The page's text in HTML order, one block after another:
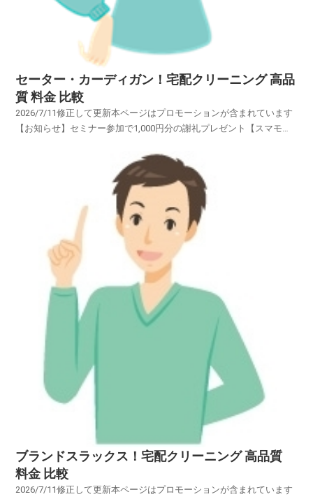
セーター・カーディガン！宅配クリーニング 高品
質 料金 比較
2026/7/11修正して更新本ページはプロモーションが含まれています
【お知らせ】セミナー参加で1,000円分の謝礼プレゼント【スマモ
ツ・スカート・ブラウス・ワンピース・カーディガン・礼
服」・・・・・オーダーメイドの高級衣類・・・・ブラン...
ブランドスラックス！宅配クリーニング 高品質
料金 比較
2026/7/11修正して更新本ページはプロモーションが含まれています